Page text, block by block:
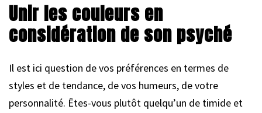
Unir les couleurs en
considération de son psyché
Il est ici question de vos préférences en termes de
styles et de tendance, de vos humeurs, de votre
personnalité. Êtes-vous plutôt quelqu’un de timide et